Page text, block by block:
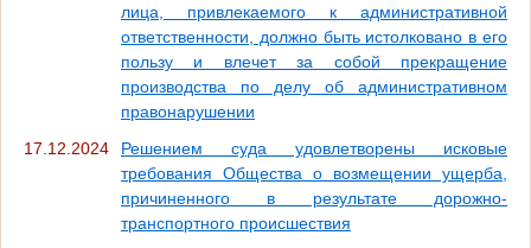
лица, привлекаемого к административной
ответственности, должно быть истолковано в его
пользу и влечет за собой прекращение
производства по делу об административном
правонарушении
17.12.2024
Решением суда удовлетворены исковые
требования Общества о возмещении ущерба,
причиненного в результате дорожно-
транспортного происшествия